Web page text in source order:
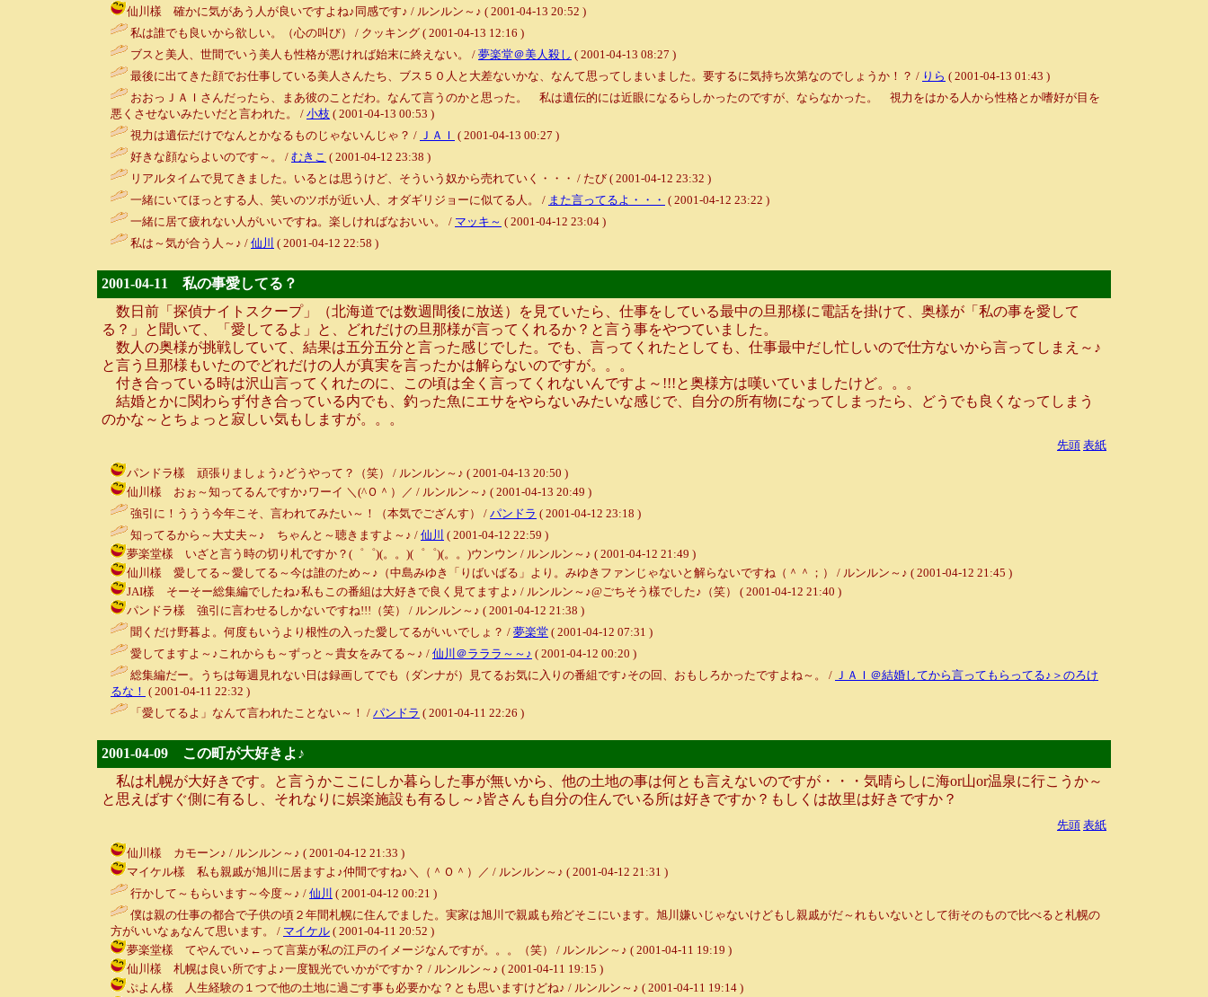
仙川樣 確かに気があう人が良いですよね♪同感です♪ / ルンルン～♪ ( 2001-04-13 20:52 )
私は誰でも良いから欲しい。（心の叫び） / クッキング ( 2001-04-13 12:16 )
ブスと美人、世間でいう美人も性格が悪ければ始末に終えない。 / 夢楽堂＠美人殺し ( 2001-04-13 08:27 )
最後に出てきた顔でお仕事している美人さんたち、ブス５０人と大差ないかな、なんて思ってしまいました。要するに気持ち次第なのでしょうか！？ / りら ( 2001-04-13 01:43 )
おおっＪＡＩさんだったら、まあ彼のことだわ。なんて言うのかと思った。 私は遺伝的には近眼になるらしかったのですが、ならなかった。 視力をはかる人から性格とか嗜好が目を
悪くさせないみたいだと言われた。 / 小枝 ( 2001-04-13 00:53 )
視力は遺伝だけでなんとかなるものじゃないんじゃ？ /
ＪＡＩ ( 2001-04-13 00:27 )
好きな顔ならよいのです～。 / むきこ ( 2001-04-12 23:38 )
リアルタイムで見てきました。いるとは思うけど、そういう奴から売れていく・・・ / たび ( 2001-04-12 23:32 )
一緒にいてほっとする人、笑いのツボが近い人、オダギリジョーに似てる人。 / また言ってるよ・・・ ( 2001-04-12 23:22 )
一緒に居て疲れない人がいいですね。楽しければなおいい。 / マッキ～ ( 2001-04-12 23:04 )
私は～気が合う人～♪ / 仙川 ( 2001-04-12 22:58 )
2001-04-11 私の事愛してる？
数日前「探偵ナイトスクープ」（北海道では数週間後に放送）を見ていたら、仕事をしている最中の旦那樣に電話を掛けて、奥樣が「私の事を愛して
る？」と聞いて、「愛してるよ」と、どれだけの旦那様が言ってくれるか？と言う事をやつていました。
数人の奥様が挑戦していて、結果は五分五分と言った感じでした。でも、言ってくれたとしても、仕事最中だし忙しいので仕方ないから言ってしまえ～♪
と言う旦那様もいたのでどれだけの人が真実を言ったかは解らないのですが。。。
付き合っている時は沢山言ってくれたのに、この頃は全く言ってくれないんですよ～!!!と奥様方は嘆いていましたけど。。。
結婚とかに関わらず付き合っている内でも、釣った魚にエサをやらないみたいな感じで、自分の所有物になってしまったら、どうでも良くなってしまう
のかな～とちょっと寂しい気もしますが。。。
先頭 表紙
パンドラ樣 頑張りましょう♪どうやって？（笑） / ルンルン～♪ ( 2001-04-13 20:50 )
仙川樣 おぉ～知ってるんですか♪ワーイ ＼(^Ｏ＾）／ / ルンルン～♪ ( 2001-04-13 20:49 )
強引に！ううう今年こそ、言われてみたい～！（本気でござんす） / パンドラ ( 2001-04-12 23:18 )
知ってるから～大丈夫～♪ ちゃんと～聴きますよ～♪ / 仙川 ( 2001-04-12 22:59 )
夢楽堂樣 いざと言う時の切り札ですか？(゜゜)(。。)(゜゜)(。。)ウンウン / ルンルン～♪ ( 2001-04-12 21:49 )
仙川樣 愛してる～愛してる～今は誰のため～♪（中島みゆき「りばいばる」より。みゆきファンじゃないと解らないですね（＾＾；） / ルンルン～♪ ( 2001-04-12 21:45 )
JAI樣 そーそー総集編でしたね♪私もこの番組は大好きで良く見てますよ♪ / ルンルン～♪@ごちそう樣でした♪（笑） ( 2001-04-12 21:40 )
パンドラ樣 強引に言わせるしかないですね!!!（笑） / ルンルン～♪ ( 2001-04-12 21:38 )
聞くだけ野暮よ。何度もいうより根性の入った愛してるがいいでしょ？ / 夢楽堂 ( 2001-04-12 07:31 )
愛してますよ～♪これからも～ずっと～貴女をみてる～♪ / 仙川＠ラララ～～♪ ( 2001-04-12 00:20 )
総集編だー。うちは毎週見れない日は録画してでも（ダンナが）見てるお気に入りの番組です♪その回、おもしろかったですよね～。 /
ＪＡＩ＠結婚してから言ってもらってる♪＞のろけ
るな！ ( 2001-04-11 22:32 )
「愛してるよ」なんて言われたことない～！ / パンドラ ( 2001-04-11 22:26 )
2001-04-09 この町が大好きよ♪
私は札幌が大好きです。と言うかここにしか暮らした事が無いから、他の土地の事は何とも言えないのですが・・・気晴らしに海or山or温泉に行こうか～
と思えばすぐ側に有るし、それなりに娯楽施設も有るし～♪皆さんも自分の住んでいる所は好きですか？もしくは故里は好きですか？
先頭 表紙
仙川樣 カモーン♪ / ルンルン～♪ ( 2001-04-12 21:33 )
マイケル樣 私も親戚が旭川に居ますよ♪仲間ですね♪＼（＾Ｏ＾）／ / ルンルン～♪ ( 2001-04-12 21:31 )
行かして～もらいます～今度～♪ / 仙川 ( 2001-04-12 00:21 )
僕は親の仕事の都合で子供の頃２年間札幌に住んでました。実家は旭川で親戚も殆どそこにいます。旭川嫌いじゃないけどもし親戚がだ～れもいないとして街そのもので比べると札幌の
方がいいなぁなんて思います。 / マイケル ( 2001-04-11 20:52 )
夢楽堂樣 てやんでい♪←って言葉が私の江戸のイメージなんですが。。。（笑） / ルンルン～♪ ( 2001-04-11 19:19 )
仙川樣 札幌は良い所ですよ♪一度観光でいかがですか？ / ルンルン～♪ ( 2001-04-11 19:15 )
ぷよん樣 人生経験の１つで他の土地に過ごす事も必要かな？とも思いますけどね♪ / ルンルン～♪ ( 2001-04-11 19:14 )